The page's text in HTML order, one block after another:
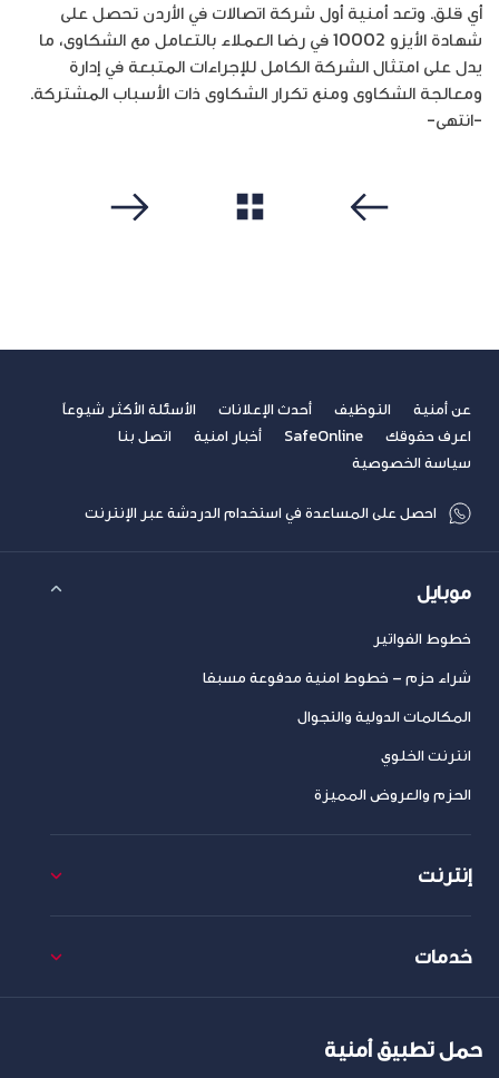
أي قلق. وتعد أمنية أول شركة اتصالات في الأردن تحصل على
شهادة الأيزو 10002 في رضا العملاء بالتعامل مع الشكاوى، ما
يدل على امتثال الشركة الكامل للإجراءات المتبعة في إدارة
ومعالجة الشكاوى ومنع تكرار الشكاوى ذات الأسباب المشتركة.
-انتهى-
عن أمنية التوظيف أحدث الإعلانات
الأسئلة الأكثر شيوعاً
اعرف حقوقك
SafeOnline أخبار امنية
اتصل بنا
سياسة الخصوصية
احصل على المساعدة في استخدام الدردشة عبر الإنترنت
موبايل
خطوط الفواتير
شراء حزم – خطوط امنية مدفوعة مسبقا
المكالمات الدولية والتجوال
انترنت الخلوي
الحزم والعروض المميزة
إنترنت
خدمات
حمل تطبيق أمنية